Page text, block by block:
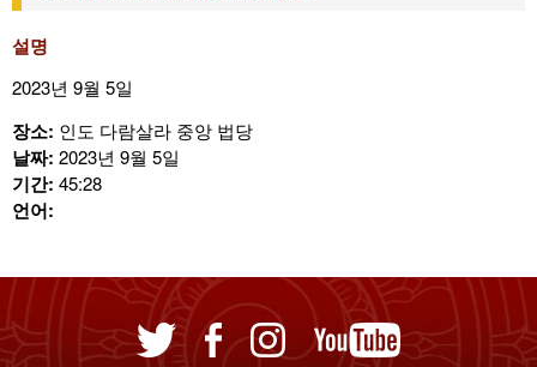
설명
2023년 9월 5일
장소: 인도 다람살라 중앙 법당
날짜: 2023년 9월 5일
기간: 45:28
언어: